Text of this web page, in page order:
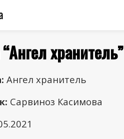
хранитель”
Ангел хранитель
Сарвиноз Касимова